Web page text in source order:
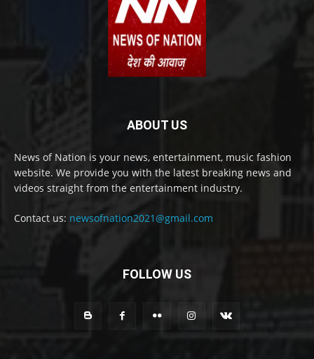
ABOUT US
News of Nation is your news, entertainment, music fashion
website. We provide you with the latest breaking news and
videos straight from the entertainment industry.
Contact us: newsofnation2021@gmail.com
FOLLOW US